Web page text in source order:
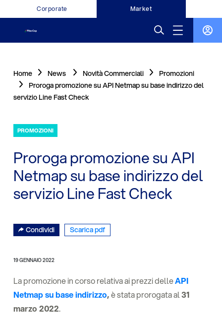
Corporate Market
Home News Novità Commerciali
Promozioni
Proroga promozione su API Netmap su base indirizzo del
servizio Line Fast Check
PROMOZIONI
Proroga promozione su API
Netmap su base indirizzo del
servizio Line Fast Check
Condividi Scarica pdf
19 GENNAIO 2022
La promozione in corso relativa ai prezzi delleAPI
Netmap su base indirizzo,è stata prorogata al31
marzo 2022.